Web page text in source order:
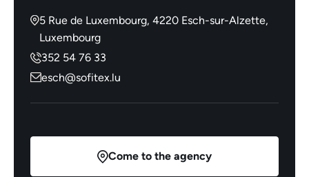
5 Rue de Luxembourg, 4220 Esch-sur-Alzette,
Luxembourg
352 54 76 33
esch@sofitex.lu
Come to the agency